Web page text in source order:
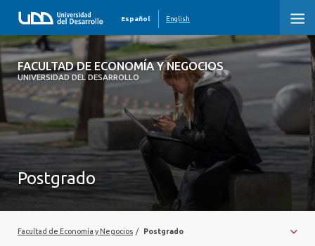
FACULTAD DE ECONOMÍA Y NEGOCIOS
UNIVERSIDAD DEL DESARROLLO
Español English
FACULTAD DE ECONOMÍA Y NEGOCIOS
INICIO
QUIÉNES SOMOS
POSTGRADO
Postgrado
Facultad de Economía y Negocios / Postgrado